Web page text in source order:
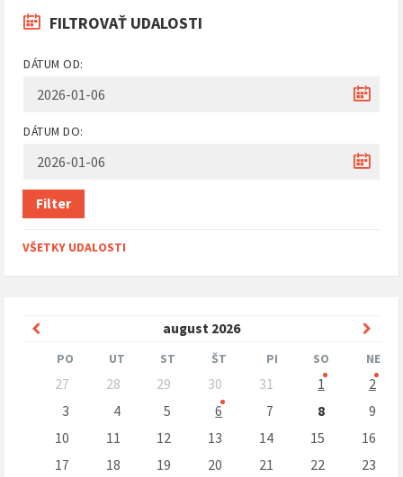
FILTROVAŤ UDALOSTI
DÁTUM OD:
DÁTUM DO:
Filter
VŠETKY UDALOSTI
august 2026
Predchádzajúci
mesiac
PO UT ST ŠT PI SO NE
Preskočit
kalendárne
27 28 29 30 31 1
2
3
4 5 6 7 8
9
10
11 12 13 14 15
16
17
18 19 20 21 22 23